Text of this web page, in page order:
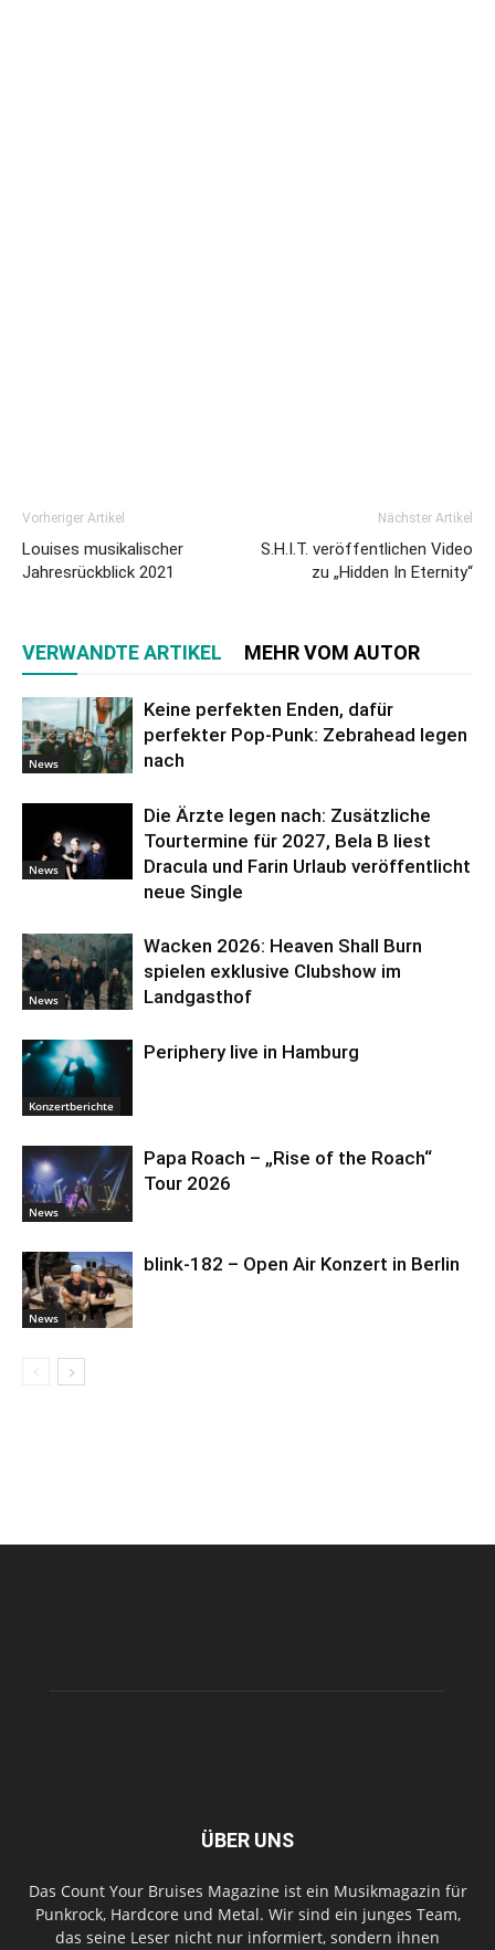
Vorheriger Artikel
Louises musikalischer
Jahresrückblick 2021
Nächster Artikel
S.H.I.T. veröffentlichen Video
zu „Hidden In Eternity“
VERWANDTE ARTIKEL MEHR VOM AUTOR
News
Keine perfekten Enden, dafür
perfekter Pop-Punk: Zebrahead legen
nach
News
Die Ärzte legen nach: Zusätzliche
Tourtermine für 2027, Bela B liest
Dracula und Farin Urlaub veröffentlicht
neue Single
News
Wacken 2026: Heaven Shall Burn
spielen exklusive Clubshow im
Landgasthof
Konzertberichte
Periphery live in Hamburg
News
Papa Roach – „Rise of the Roach“
Tour 2026
News
blink-182 – Open Air Konzert in Berlin
ÜBER UNS
Das Count Your Bruises Magazine ist ein Musikmagazin für
Punkrock, Hardcore und Metal. Wir sind ein junges Team,
das seine Leser nicht nur informiert, sondern ihnen